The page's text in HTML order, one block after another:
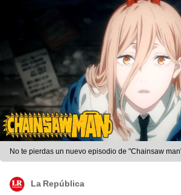
No te pierdas un nuevo episodio de "Chainsaw
La República